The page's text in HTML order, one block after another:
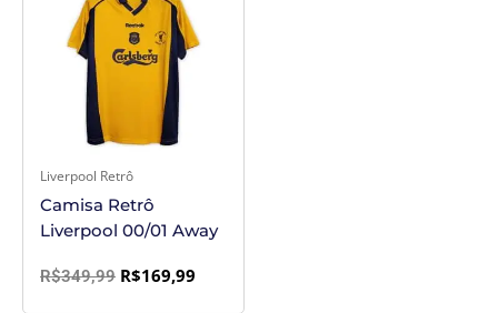
Liverpool Retrô
Camisa Retrô
Liverpool 00/01 Away
R$349,99
era:
R$349,99.
R$169,99
R$169,99.